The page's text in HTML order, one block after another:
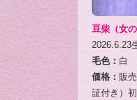
豆柴（女の
2026.6.23
毛色： 白
価格： 販
証付き）